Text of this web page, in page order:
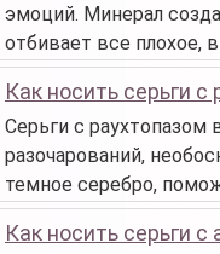
эмоций. Минерал
отбивает все плохое,
Как носить серьги с
Серьги с раухтопазом
разочарований,
темное серебро,
Как носить серьги